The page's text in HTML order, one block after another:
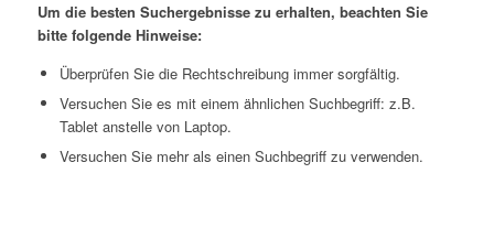
Um die besten Suchergebnisse zu erhalten, beachten Sie
bitte folgende Hinweise:
Überprüfen Sie die Rechtschreibung immer sorgfältig.
Versuchen Sie es mit einem ähnlichen Suchbegriff: z.B.
Tablet anstelle von Laptop.
Versuchen Sie mehr als einen Suchbegriff zu verwenden.